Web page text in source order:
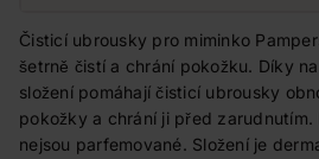
Čisticí ubrousky pro miminko
šetrně čistí a chrání pokožku. Díky
složení pomáhají čisticí ubrousky
pokožky a chrání ji před zarudnutím.
nejsou parfemované. Složení je